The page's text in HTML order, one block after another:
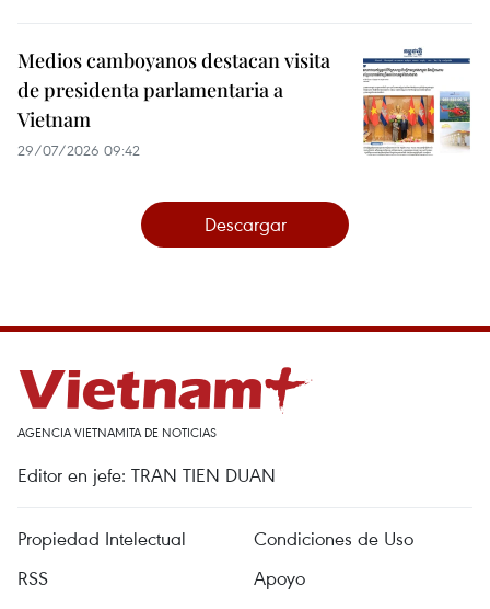
Medios camboyanos destacan visita
de presidenta parlamentaria a
Vietnam
29/07/2026 09:42
Descargar
AGENCIA VIETNAMITA DE NOTICIAS
Editor en jefe: TRAN TIEN DUAN
Propiedad Intelectual
Condiciones de Uso
RSS
Apoyo